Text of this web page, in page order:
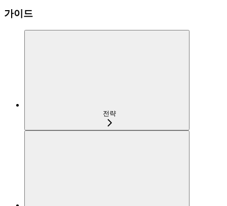
가이드
전략